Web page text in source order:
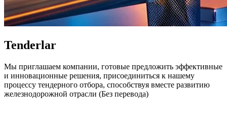
Tenderlar
Мы приглашаем компании, готовые предложить эффективные
и инновационные решения, присоединиться к нашему
процессу тендерного отбора, способствуя вместе развитию
железнодорожной отрасли (Без перевода)